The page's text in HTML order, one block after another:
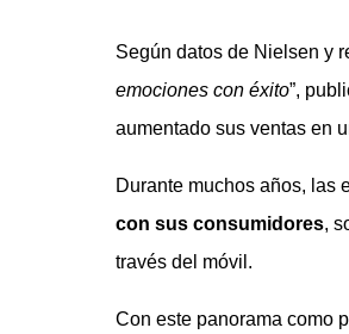
Según datos de Nielsen y
emociones con éxito”,
aumentado sus ventas en
Durante muchos años, las
con sus consumidores,
través del móvil.
Con este panorama como